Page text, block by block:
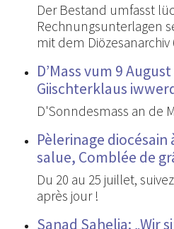
Der Bestand umfasst
Rechnungsunterlagen
mit dem Diözesanarchiv
D’Mass vum 9
Giischterklaus
D'Sonndesmass an de
Pèlerinage diocésain
salue, Comblée de
Du 20 au 25 juillet,
après jour !
Sanad Sahelia: „Wir